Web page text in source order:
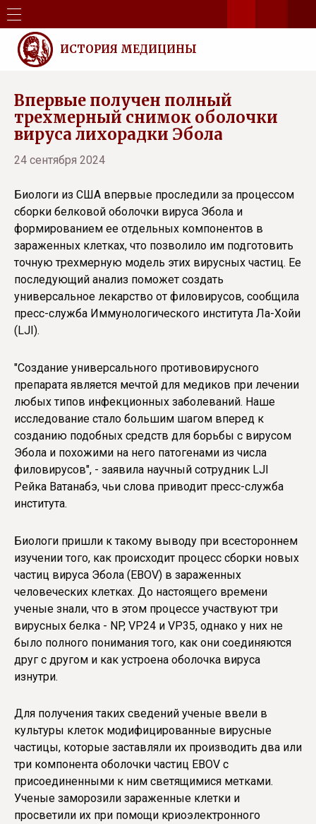
ИСТОРИЯ МЕДИЦИНЫ
Впервые получен полный
трехмерный снимок оболочки
вируса лихорадки Эбола
24 сентября 2024
Биологи из США впервые проследили за процессом
сборки белковой оболочки вируса Эбола и
формированием ее отдельных компонентов в
зараженных клетках, что позволило им подготовить
точную трехмерную модель этих вирусных частиц. Ее
последующий анализ поможет создать
универсальное лекарство от филовирусов, сообщила
пресс-служба Иммунологического института Ла-Хойи
(LJI).
"Создание универсального противовирусного
препарата является мечтой для медиков при лечении
любых типов инфекционных заболеваний. Наше
исследование стало большим шагом вперед к
созданию подобных средств для борьбы с вирусом
Эбола и похожими на него патогенами из числа
филовирусов", - заявила научный сотрудник LJI
Рейка Ватанабэ, чьи слова приводит пресс-служба
института.
Биологи пришли к такому выводу при всестороннем
изучении того, как происходит процесс сборки новых
частиц вируса Эбола (EBOV) в зараженных
человеческих клетках. До настоящего времени
ученые знали, что в этом процессе участвуют три
вирусных белка - NP, VP24 и VP35, однако у них не
было полного понимания того, как они соединяются
друг с другом и как устроена оболочка вируса
изнутри.
Для получения таких сведений ученые ввели в
культуры клеток модифицированные вирусные
частицы, которые заставляли их производить два или
три компонента оболочки частиц EBOV с
присоединенными к ним светящимися метками.
Ученые заморозили зараженные клетки и
просветили их при помощи криоэлектронного